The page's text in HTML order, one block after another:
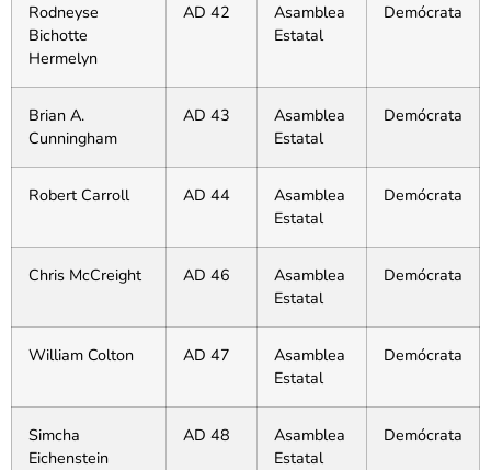
Rodneyse
Bichotte
Hermelyn
AD 42
Asamblea
Estatal
Demócrata
Brian A.
Cunningham
AD 43
Asamblea
Estatal
Demócrata
Robert Carroll AD 44
Asamblea
Estatal
Demócrata
Chris McCreight AD 46
Asamblea
Estatal
Demócrata
William Colton AD 47
Asamblea
Estatal
Demócrata
Simcha
Eichenstein
AD 48
Asamblea
Estatal
Demócrata